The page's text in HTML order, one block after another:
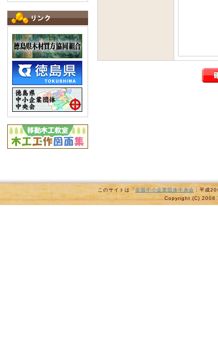
このサイトは「全国中小企業団体中央会 ：平成
Copyright (C) 2008